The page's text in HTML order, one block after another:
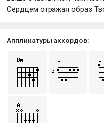
Сердцем отражая образ
Аппликатуры аккордов: